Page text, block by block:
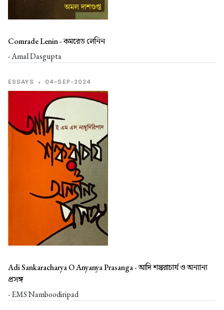
Comrade Lenin -কমরেড লেনিন
- Amal Dasgupta
ESSAYS • 04-SEP-2024
Adi Sankaracharya O Anyanya Prasanga -আদি শঙ্করাচার্য ও অন্যান্য
প্রসঙ্গ
- EMS Namboodiripad